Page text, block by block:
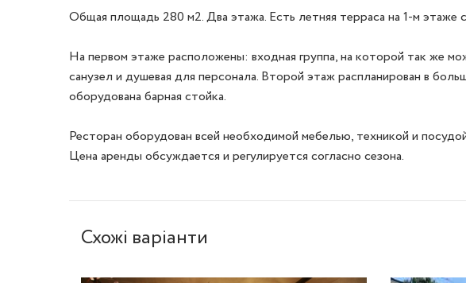
Общая площадь 280 м2. Два этажа. Есть летняя терраса на 1-м этаже
На первом этаже расположены: входная группа, на которой так же
санузел и душевая для персонала. Второй этаж распланирован в
оборудована барная стойка.
Ресторан оборудован всей необходимой мебелью, техникой и
Цена аренды обсуждается и регулируется согласно сезона.
Схожі варіанти